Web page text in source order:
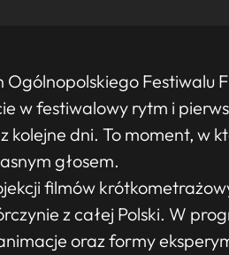
Festiwalu
w festiwalowy rytm i
dni. To moment, w
głosem.
filmów
z całej Polski. W
oraz formy